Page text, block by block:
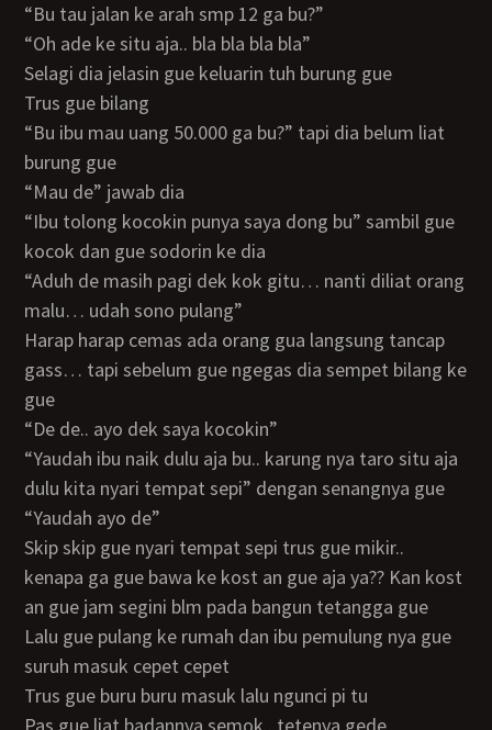
“bu tau jalan ke arah smp 12 ga bu?”
“oh ade ke situ aja.. bla bla bla bla”
Selagi dia jelasin gue keluarin tuh burung gue
Trus gue bilang
“bu ibu mau uang 50.000 ga bu?” tapi dia belum liat
burung gue
“mau de” jawab dia
“ibu tolong kocokin punya saya dong bu” sambil gue
kocok dan gue sodorin ke dia
“aduh de masih pagi dek kok gitu… nanti diliat orang
malu… udah sono pulang”
harap harap cemas ada orang gua langsung tancap
gass… tapi sebelum gue ngegas dia sempet bilang ke
gue
“de de.. ayo dek saya kocokin”
“yaudah ibu naik dulu aja bu.. karung nya taro situ aja
dulu kita nyari tempat sepi” dengan senangnya gue
“yaudah ayo de”
Skip skip gue nyari tempat sepi trus gue mikir..
kenapa ga gue bawa ke kost an gue aja ya?? Kan kost
an gue jam segini blm pada bangun tetangga gue
Lalu gue pulang ke rumah dan ibu pemulung nya gue
suruh masuk cepet cepet
Trus gue buru buru masuk lalu ngunci pi tu